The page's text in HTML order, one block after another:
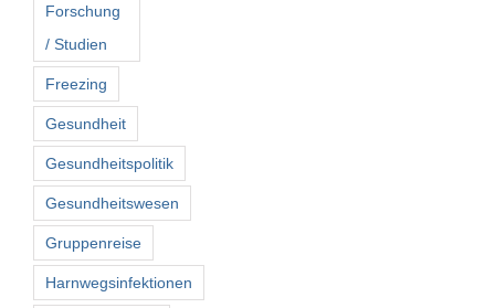
Forschung
/ Studien
Freezing
Gesundheit
Gesundheitspolitik
Gesundheitswesen
Gruppenreise
Harnwegsinfektionen